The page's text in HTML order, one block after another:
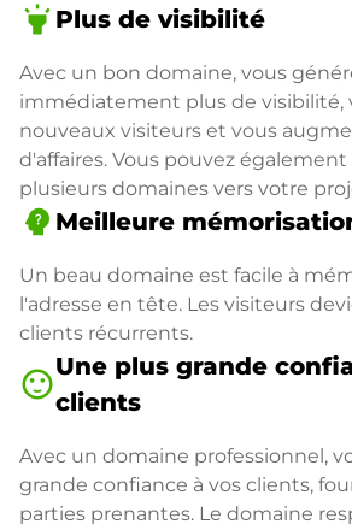
highlight Plus de visibilité
Avec un bon domaine, vous
immédiatement plus de visibilité,
nouveaux visiteurs et vous
d'affaires. Vous pouvez
plusieurs domaines vers votre
psychology_alt Meilleure
Un beau domaine est facile à
l'adresse en tête. Les visiteurs
clients récurrents.
sentiment_satisfiedUne plus grande
clients
Avec un domaine professionnel,
grande confiance à vos clients,
parties prenantes. Le domaine